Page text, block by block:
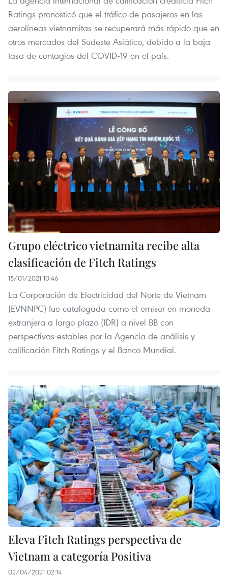
Ratings pronosticó que el tráfico de pasajeros en las
aerolíneas vietnamitas se recuperará más rápido que en
otros mercados del Sudeste Asiático, debido a la baja
tasa de contagios del COVID-19 en el país.
Grupo eléctrico vietnamita recibe alta
clasificación de Fitch Ratings
15/01/2021 10:46
La Corporación de Electricidad del Norte de Vietnam
(EVNNPC) fue catalogada como el emisor en moneda
extranjera a largo plazo (IDR) a nivel BB con
perspectivas estables por la Agencia de análisis y
calificación Fitch Ratings y el Banco Mundial.
Eleva Fitch Ratings perspectiva de
Vietnam a categoría Positiva
02/04/2021 02:14